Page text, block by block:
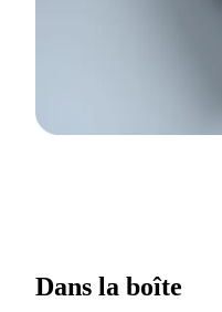
Dans la boîte